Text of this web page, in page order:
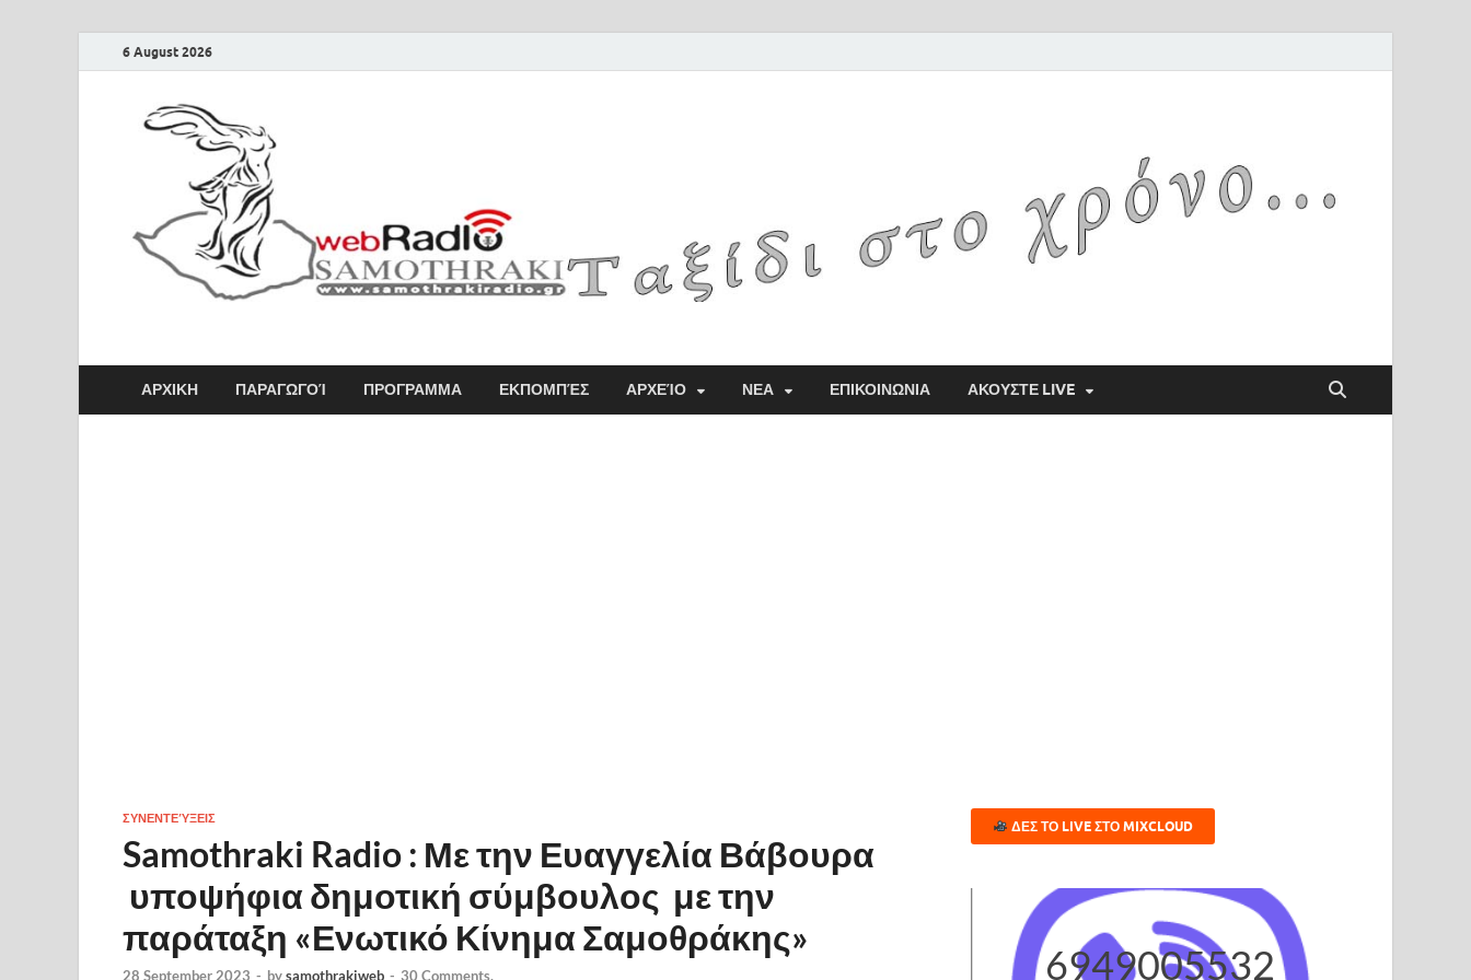
6 August 2026
Samothraki Web Radio
ΑΡΧΙΚΗ ΠΑΡΑΓΩΓΟΊ ΠΡΟΓΡΑΜΜΑ ΕΚΠΟΜΠΈΣ ΑΡΧΕΊΟ ΝΕΑ ΕΠΙΚΟΙΝΩΝΙΑ ΑΚΟΥΣΤΕ LIVE
ΣΥΝΕΝΤΕΎΞΕΙΣ
Samothraki Radio : Με την Ευαγγελία Βάβουρα
υποψήφια δημοτική σύμβουλος με την
παράταξη «Ενωτικό Κίνημα Σαμοθράκης»
28 September 2023 - bysamothrakiweb - 30 Comments.
ΔΕΣ ΤΟ LIVE ΣΤΟ MIXCLOUD
6949005532